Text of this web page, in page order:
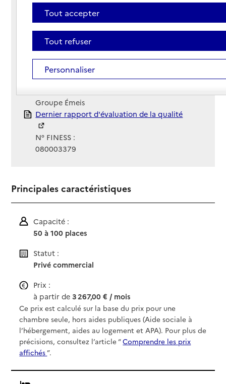
60 rue de Monthermé
08000 - Charleville-Mézières
Voir itinéraire
Téléphone :
Contact
Courriel non renseigné
Site Internet
Site internet
Groupe Émeis
Rapport HAS
Dernier rapport d'évaluation de la qualité
N° FINESS :
080003379
Principales caractéristiques
Capacité :
50 à 100 places
Statut :
Privé commercial
Prix :
à partir de3 267,00 € / mois
Ce prix est calculé sur la base du prix pour une
chambre seule, hors aides publiques (Aide sociale à
l’hébergement, aides au logement et APA). Pour plus de
précisions, consultez l’article “Comprendre les prix
affichés”.
Tout accepter
Tout refuser
Personnaliser